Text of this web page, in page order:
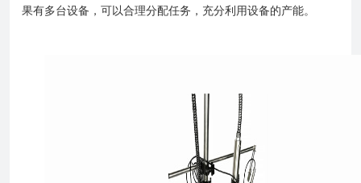
果有多台设备，可以合理分配任务，充分利用设备的产能。